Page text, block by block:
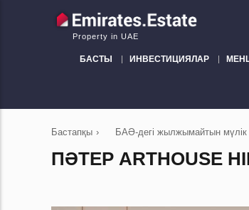
Property in UAE
БАСТЫ ИНВЕСТИЦИЯЛАР
Бастапқы › БАӘ-дегі жылжымайтын мүлік
ПӘТЕР ARTHOUSE